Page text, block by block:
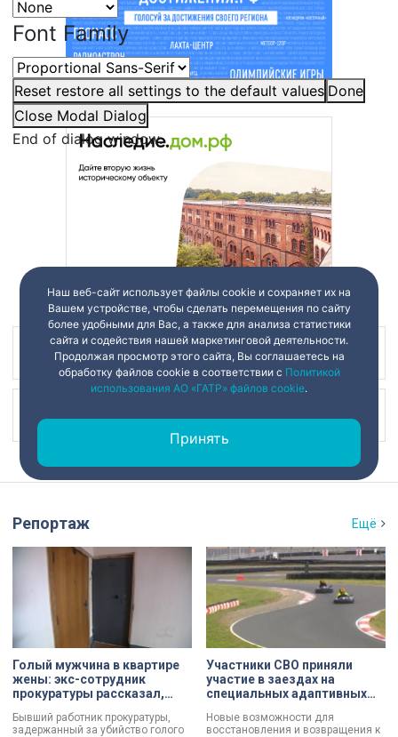
Font Family
Reset restore all settings to the default values Done
Close Modal Dialog
End of dialog window.
Наш канал в
Наш канал в
Репортаж Ещё
Голый мужчина в квартире
жены: экс-сотрудник
прокуратуры рассказал,
Бывший работник прокуратуры,
задержанный за убийство голого
Участники СВО приняли
участие в заездах на
специальных адаптивных
Новые возможности для
восстановления и возвращения к
Наш веб-сайт использует файлы cookie и сохраняет их на
Вашем устройстве, чтобы сделать перемещения по сайту
более удобными для Вас, а также для анализа статистики
сайта и содействия нашей маркетинговой деятельности.
Продолжая просмотр этого сайта, Вы соглашаетесь на
обработку файлов cookie в соответствии с Политикой
использования АО «ГАТР» файлов cookie.
Принять